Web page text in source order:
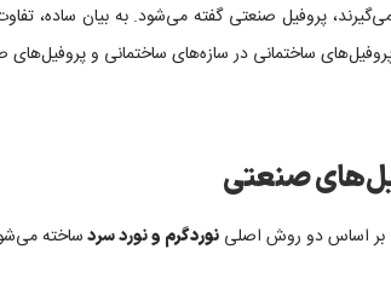
می‌گیرند، پروفیل صنعتی گفته می‌شود. به بیان ساده،
ساختمانی در سازه‌های ساختمانی و پروفیل‌های
صنعتی
بر اساس دو روش اصلی نورد گرم و نورد سردساخته